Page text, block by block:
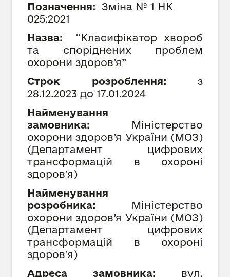
Позначення: Зміна № 1 НК
025:2021
Назва: “Класифікатор хвороб
та споріднених проблем
охорони здоров’я”
Строк розроблення: з
28.12.2023 до 17.01.2024
Найменування
замовника: Міністерство
охорони здоров’я України (МОЗ)
(Департамент цифрових
трансформацій в охороні
здоров’я)
Найменування
розробника: Міністерство
охорони здоров’я України (МОЗ)
(Департамент цифрових
трансформацій в охороні
здоров’я)
Адреса замовника: вул.